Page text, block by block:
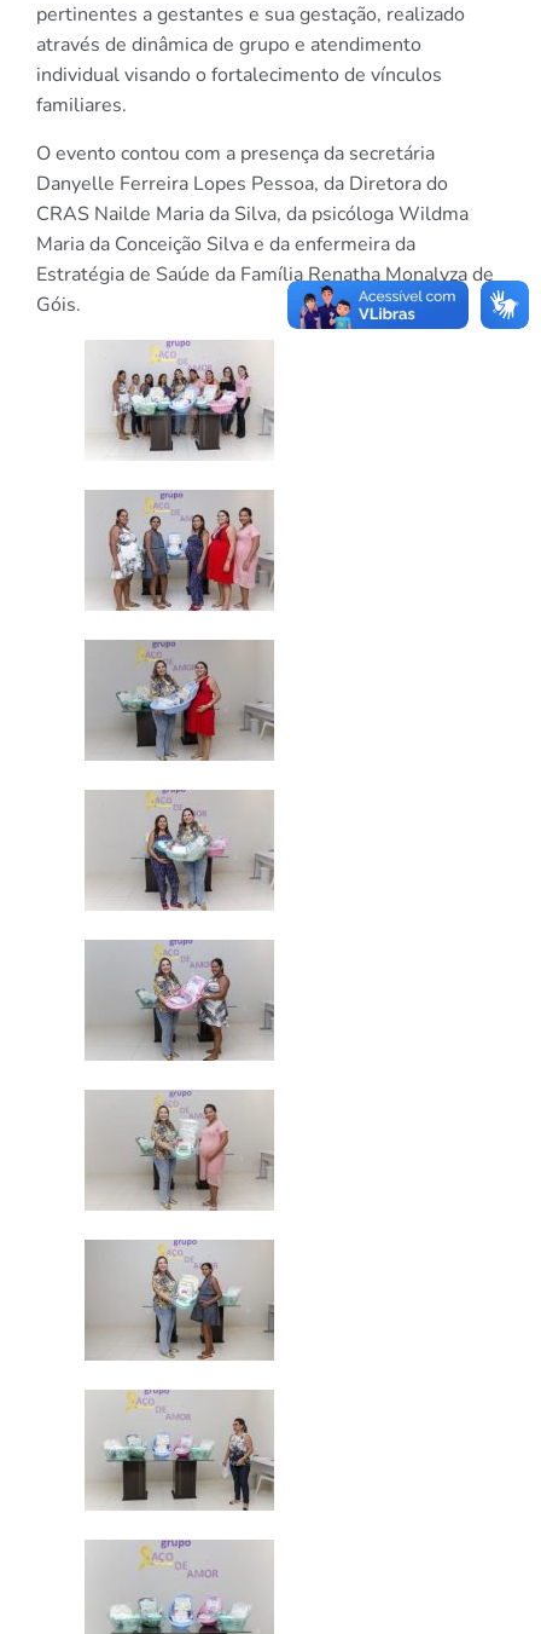
pertinentes a gestantes e sua gestação, realizado
através de dinâmica de grupo e atendimento
individual visando o fortalecimento de vínculos
familiares.
O evento contou com a presença da secretária
Danyelle Ferreira Lopes Pessoa, da Diretora do
CRAS Nailde Maria da Silva, da psicóloga Wildma
Maria da Conceição Silva e da enfermeira da
Estratégia de Saúde da Família Renatha Monalyza de
Góis.